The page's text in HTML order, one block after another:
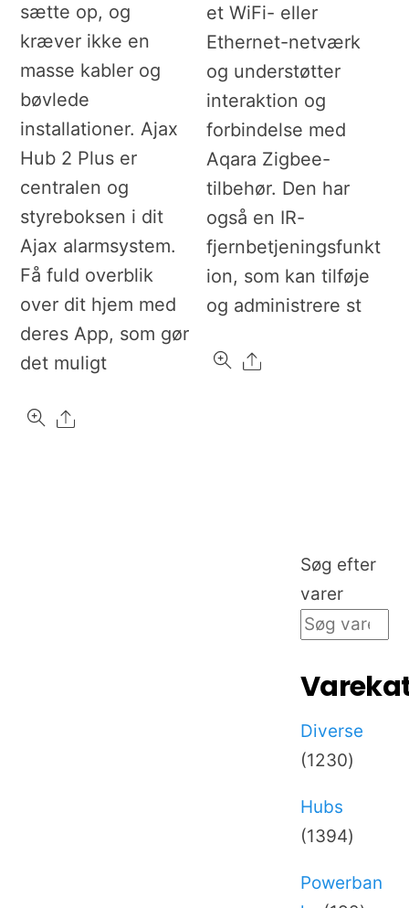
sætte op, og
kræver ikke en
masse kabler og
bøvlede
installationer. Ajax
Hub 2 Plus er
centralen og
styreboksen i dit
Ajax alarmsystem.
Få fuld overblik
over dit hjem med
deres App, som gør
det muligt
Share
et WiFi- eller
Ethernet-netværk
og understøtter
interaktion og
forbindelse med
Aqara Zigbee-
tilbehør. Den har
også en IR-
fjernbetjeningsfunkt
ion, som kan tilføje
og administrere st
Share
Søg efter
varer
Diverse
12301230
Hubs
13941394
Powerban